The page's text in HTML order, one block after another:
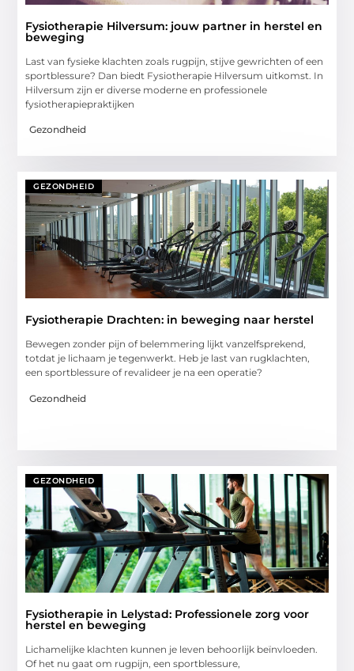
Fysiotherapie Hilversum: jouw partner in herstel en
beweging
Last van fysieke klachten zoals rugpijn, stijve gewrichten of een
sportblessure? Dan biedt Fysiotherapie Hilversum uitkomst. In
Hilversum zijn er diverse moderne en professionele
fysiotherapiepraktijken
Gezondheid
GEZONDHEID
Fysiotherapie Drachten: in beweging naar herstel
Bewegen zonder pijn of belemmering lijkt vanzelfsprekend,
totdat je lichaam je tegenwerkt. Heb je last van rugklachten,
een sportblessure of revalideer je na een operatie?
Gezondheid
GEZONDHEID
Fysiotherapie in Lelystad: Professionele zorg voor
herstel en beweging
Lichamelijke klachten kunnen je leven behoorlijk beïnvloeden.
Of het nu gaat om rugpijn, een sportblessure,